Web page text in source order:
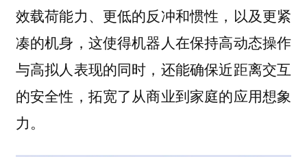
效载荷能力、更低的反冲和惯性，以及更紧
凑的机身，这使得机器人在保持高动态操作
与高拟人表现的同时，还能确保近距离交互
的安全性，拓宽了从商业到家庭的应用想象
力。